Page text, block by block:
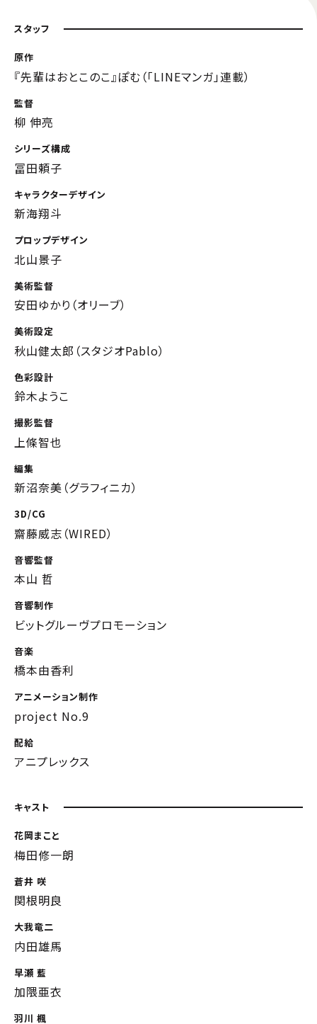
スタッフ
原作
『先輩はおとこのこ』ぽむ（「LINEマンガ」連載）
監督
柳 伸亮
シリーズ構成
冨田頼子
キャラクターデザイン
新海翔斗
プロップデザイン
北山景子
美術監督
安田ゆかり（オリーブ）
美術設定
秋山健太郎（スタジオPablo）
色彩設計
鈴木ようこ
撮影監督
上條智也
編集
新沼奈美（グラフィニカ）
3D/CG
齋藤威志（WIRED）
音響監督
本山 哲
音響制作
ビットグルーヴプロモーション
音楽
橋本由香利
アニメーション制作
project No.9
配給
アニプレックス
キャスト
花岡まこと
梅田修一朗
蒼井 咲
関根明良
大我竜二
内田雄馬
早瀬 藍
加隈亜衣
羽川 楓